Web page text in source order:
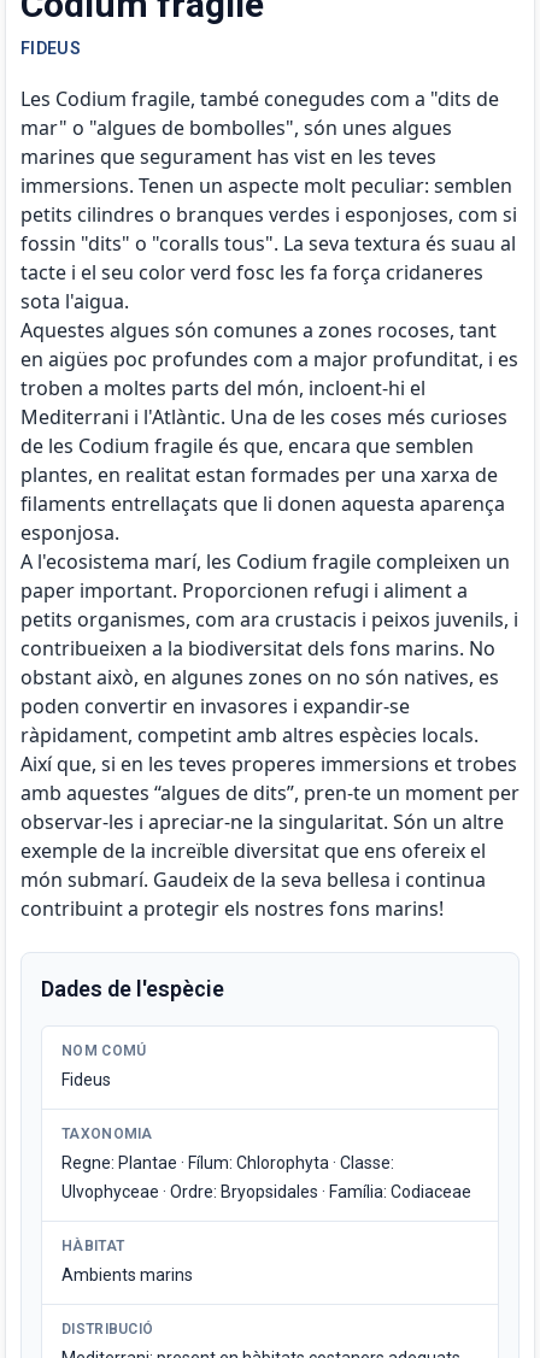
FIDEUS
Les Codium fragile, també conegudes com a "dits de
mar" o "algues de bombolles", són unes algues
marines que segurament has vist en les teves
immersions. Tenen un aspecte molt peculiar: semblen
petits cilindres o branques verdes i esponjoses, com si
fossin "dits" o "coralls tous". La seva textura és suau al
tacte i el seu color verd fosc les fa força cridaneres
sota l'aigua.
Aquestes algues són comunes a zones rocoses, tant
en aigües poc profundes com a major profunditat, i es
troben a moltes parts del món, incloent-hi el
Mediterrani i l'Atlàntic. Una de les coses més curioses
de les Codium fragile és que, encara que semblen
plantes, en realitat estan formades per una xarxa de
filaments entrellaçats que li donen aquesta aparença
esponjosa.
A l'ecosistema marí, les Codium fragile compleixen un
paper important. Proporcionen refugi i aliment a
petits organismes, com ara crustacis i peixos juvenils, i
contribueixen a la biodiversitat dels fons marins. No
obstant això, en algunes zones on no són natives, es
poden convertir en invasores i expandir-se
ràpidament, competint amb altres espècies locals.
Així que, si en les teves properes immersions et trobes
amb aquestes “algues de dits”, pren-te un moment per
observar-les i apreciar-ne la singularitat. Són un altre
exemple de la increïble diversitat que ens ofereix el
món submarí. Gaudeix de la seva bellesa i continua
contribuint a protegir els nostres fons marins!
Dades de l'espècie
NOM COMÚ
Fideus
TAXONOMIA
Regne: Plantae · Fílum: Chlorophyta · Classe:
Ulvophyceae · Ordre: Bryopsidales · Família: Codiaceae
HÀBITAT
Ambients marins
DISTRIBUCIÓ